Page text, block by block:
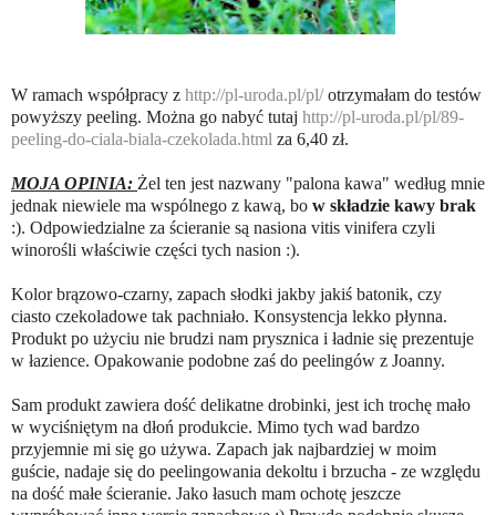
W ramach współpracy z http://pl-uroda.pl/pl/ otrzymałam do testów
powyższy peeling. Można go nabyć tutaj http://pl-uroda.pl/pl/89-
peeling-do-ciala-biala-czekolada.html za 6,40 zł.
MOJA OPINIA: Żel ten jest nazwany "palona kawa" według mnie
jednak niewiele ma wspólnego z kawą, bo w składzie kawy brak
:). Odpowiedzialne za ścieranie są nasiona vitis vinifera czyli
winorośli właściwie części tych nasion :).
Kolor brązowo-czarny, zapach słodki jakby jakiś batonik, czy
ciasto czekoladowe tak pachniało. Konsystencja lekko płynna.
Produkt po użyciu nie brudzi nam prysznica i ładnie się prezentuje
w łazience. Opakowanie podobne zaś do peelingów z Joanny.
Sam produkt zawiera dość delikatne drobinki, jest ich trochę mało
w wyciśniętym na dłoń produkcie. Mimo tych wad bardzo
przyjemnie mi się go używa. Zapach jak najbardziej w moim
guście, nadaje się do peelingowania dekoltu i brzucha - ze względu
na dość małe ścieranie. Jako łasuch mam ochotę jeszcze